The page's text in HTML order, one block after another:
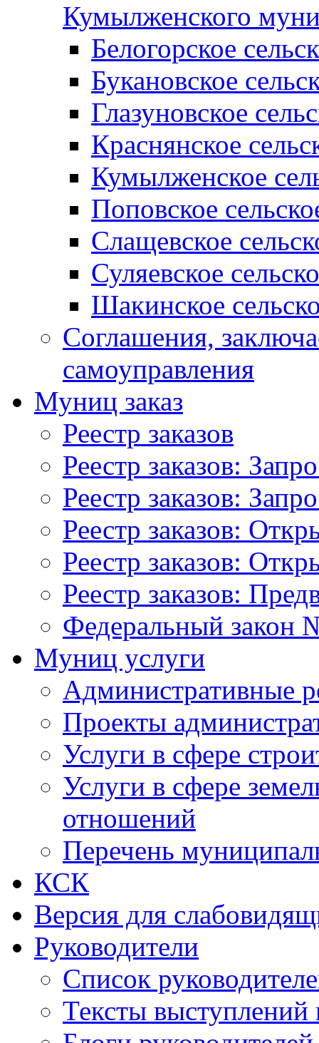
Кумылженского
Белогорское
Букановское
Глазуновское
Краснянское
Кумылженское
Поповское
Слащевское
Суляевское
Шакинское
Соглашения,
самоуправления
Муниц заказ
Реестр заказов
Реестр заказов:
Реестр заказов:
Реестр заказов:
Реестр заказов:
Реестр заказов:
Федеральный закон
Муниц услуги
Административные
Проекты
Услуги в сфере
Услуги в сфере
отношений
Перечень
КСК
Версия для
Руководители
Список
Тексты выступлений